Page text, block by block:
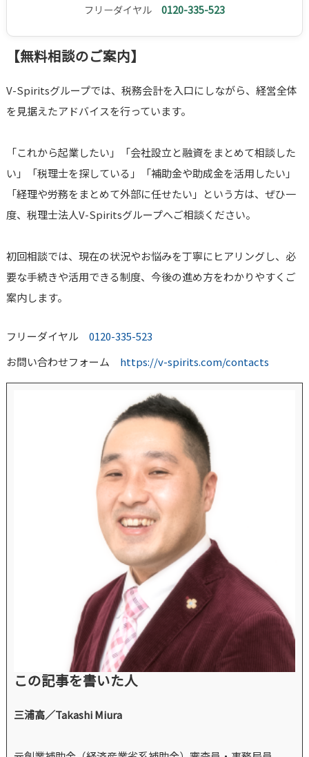
フリーダイヤル 0120-335-523
【無料相談のご案内】
V-Spiritsグループでは、税務会計を入口にしながら、経営全体
を見据えたアドバイスを行っています。
「これから起業したい」「会社設立と融資をまとめて相談した
い」「税理士を探している」「補助金や助成金を活用したい」
「経理や労務をまとめて外部に任せたい」という方は、ぜひ一
度、税理士法人V-Spiritsグループへご相談ください。
初回相談では、現在の状況やお悩みを丁寧にヒアリングし、必
要な手続きや活用できる制度、今後の進め方をわかりやすくご
案内します。
フリーダイヤル 0120-335-523
お問い合わせフォーム https://v-spirits.com/contacts
この記事を書いた人
三浦高／Takashi Miura